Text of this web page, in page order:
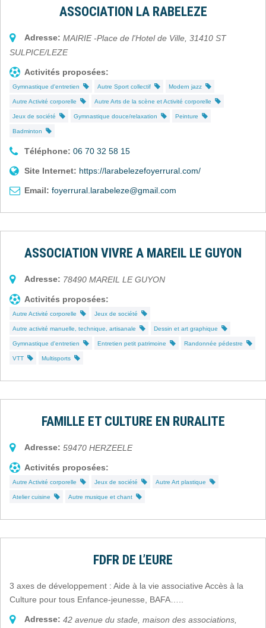
ASSOCIATION LA RABELEZE
Adresse: MAIRIE -Place de l'Hotel de Ville 31410 ST
SULPICE/LEZE
Activités proposées:
Gymnastique d'entretien Autre Sport collectif Modern jazz
Autre Activité corporelle Autre Arts de la scène et Activité corporelle
Jeux de société Gymnastique douce/relaxation Peinture
Badminton
Téléphone: 06 70 32 58 15
Site Internet: https://larabelezefoyerrural.com/
Email: foyerrural.larabeleze@gmail.com
ASSOCIATION VIVRE A MAREIL LE GUYON
Adresse: 78490 MAREIL LE GUYON
Activités proposées:
Autre Activité corporelle Jeux de société
Autre activité manuelle, technique, artisanale Dessin et art graphique
Gymnastique d'entretien Entretien petit patrimoine Randonnée pédestre
VTT Multisports
FAMILLE ET CULTURE EN RURALITE
Adresse: 59470 HERZEELE
Activités proposées:
Autre Activité corporelle Jeux de société Autre Art plastique
Atelier cuisine Autre musique et chant
FDFR DE L’EURE
3 axes de développement : Aide à la vie associative Accès à la
Culture pour tous Enfance-jeunesse, BAFA…..
Adresse: 42 avenue du stade, maison des associations